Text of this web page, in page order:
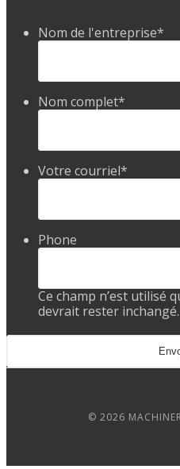
Nom de l'entreprise*
Nom complet*
Votre courriel*
Phone
Ce champ n’est utilisé
devrait rester inchangé.
© 2026